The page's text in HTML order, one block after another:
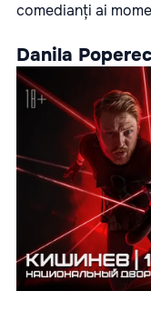
comedianți ai
Danila